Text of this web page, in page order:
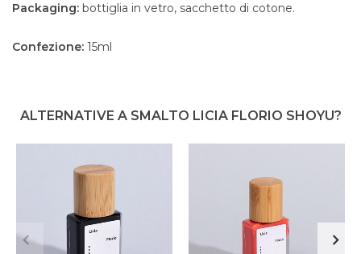
Packaging: bottiglia in vetro, sacchetto di cotone.
Confezione: 15ml
ALTERNATIVE A SMALTO LICIA FLORIO SHOYU?